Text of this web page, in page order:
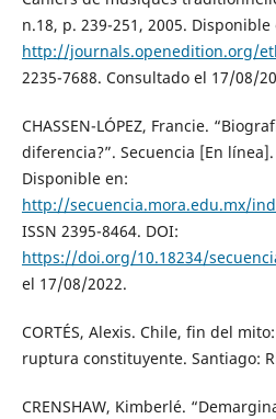
n.18, p. 239-251, 2005. Disponible
http://journals.openedition.org/
2235-7688. Consultado el 17/08/
CHASSEN-LÓPEZ, Francie.
diferencia?”. Secuencia [En
Disponible en:
http://secuencia.mora.edu.mx/
ISSN 2395-8464. DOI:
https://doi.org/10.18234/
el 17/08/2022.
CORTÉS, Alexis. Chile, fin del
ruptura constituyente. Santiago:
CRENSHAW, Kimberlé.